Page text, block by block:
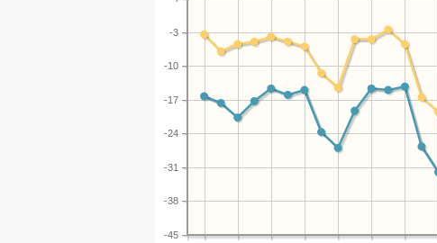
-45
-38
-31
-24
-17
-10
-3